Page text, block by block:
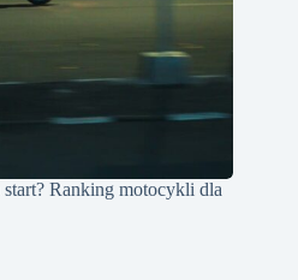
start? Ranking motocykli dla